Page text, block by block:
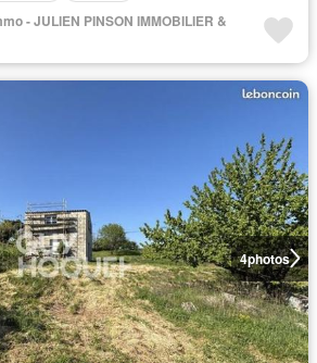
- JULIEN PINSON IMMOBILIER &
4photos